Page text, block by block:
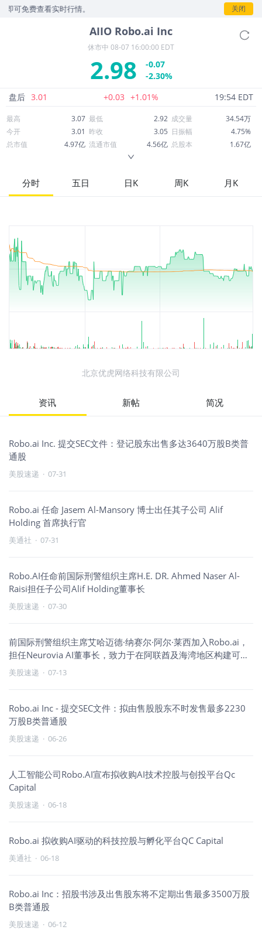
可免费查看实时行情。 关闭
AIIO Robo.ai Inc
休市中 08-07 16:00:00 EDT
2.98
-0.07
-2.30%
盘后 3.01 +0.03 +1.01% 19:54 EDT
最高 3.07 最低 2.92 成交量
34.54万
今开
3.01 昨收 3.05 日振幅
4.75%
总市值
4.97亿 流通市值 4.56亿 总股本
1.67亿
52周最高
56.30 市盈率
-0.28
股息
分时 五日 日K 周K 月K
北京优虎网络科技有限公司
资讯 新帖 简况
Robo.ai Inc. 提交SEC文件：登记股东出售多达3640万股B类普
通股
美股速递 · 07-31
Robo.ai 任命 Jasem Al-Mansory 博士出任其子公司 Alif
Holding 首席执行官
美通社 · 07-31
Robo.AI任命前国际刑警组织主席H.E. DR. Ahmed Naser Al-
Raisi担任子公司Alif Holding董事长
美股速递 · 07-30
前国际刑警组织主席艾哈迈德·纳赛尔·阿尔·莱西加入Robo.ai，
担任Neurovia AI董事长，致力于在阿联酋及海湾地区构建可
信、自主的AI基础设施
美股速递 · 07-13
Robo.ai Inc - 提交SEC文件：拟由售股股东不时发售最多2230
万股B类普通股
美股速递 · 06-26
人工智能公司Robo.AI宣布拟收购AI技术控股与创投平台Qc
Capital
美股速递 · 06-18
Robo.ai 拟收购AI驱动的科技控股与孵化平台QC Capital
美通社 · 06-18
Robo.ai Inc：招股书涉及出售股东将不定期出售最多3500万股
B类普通股
美股速递 · 06-12